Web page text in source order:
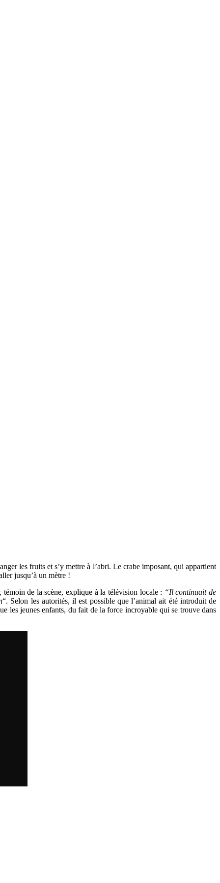
les fruits et s’y mettre à l’abri. Le crabe imposant, qui appartient
jusqu’à un mètre !
de la scène, explique à la télévision locale : “Il continuait de
“. Selon les autorités, il est possible que l’animal ait été introduit de
les jeunes enfants, du fait de la force incroyable qui se trouve dans